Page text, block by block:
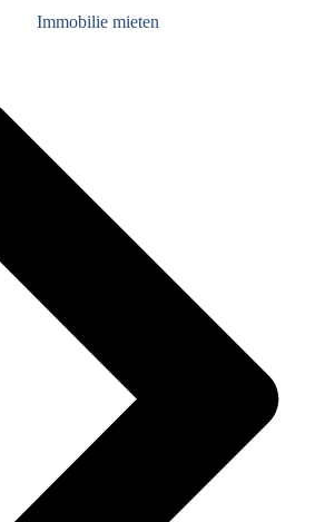
Immobilie mieten